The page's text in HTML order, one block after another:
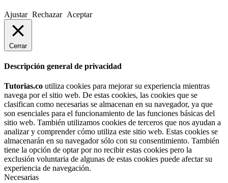
Ajustar Rechazar Aceptar
Cerrar
Descripción general de privacidad
Tutorias.co utiliza cookies para mejorar su experiencia mientras
navega por el sitio web. De estas cookies, las cookies que se
clasifican como necesarias se almacenan en su navegador, ya que
son esenciales para el funcionamiento de las funciones básicas del
sitio web. También utilizamos cookies de terceros que nos ayudan a
analizar y comprender cómo utiliza este sitio web. Estas cookies se
almacenarán en su navegador sólo con su consentimiento. También
tiene la opción de optar por no recibir estas cookies pero la
exclusión voluntaria de algunas de estas cookies puede afectar su
experiencia de navegación.
Necesarias